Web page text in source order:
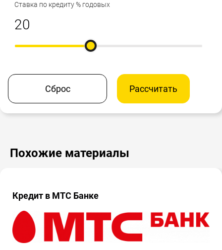
Ставка по кредиту % годовых
Сброс Рассчитать
Похожие материалы
Кредит в МТС Банке